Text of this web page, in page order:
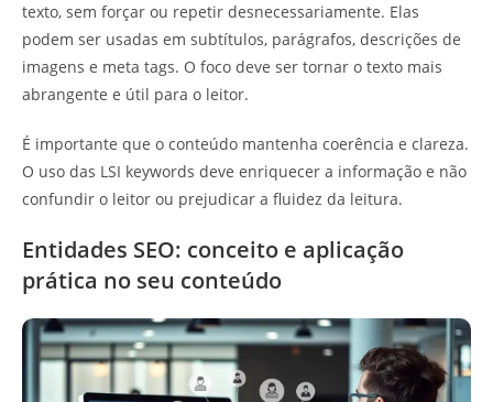
texto, sem forçar ou repetir desnecessariamente. Elas
podem ser usadas em subtítulos, parágrafos, descrições de
imagens e meta tags. O foco deve ser tornar o texto mais
abrangente e útil para o leitor.
É importante que o conteúdo mantenha coerência e clareza.
O uso das LSI keywords deve enriquecer a informação e não
confundir o leitor ou prejudicar a fluidez da leitura.
Entidades SEO: conceito e aplicação
prática no seu conteúdo